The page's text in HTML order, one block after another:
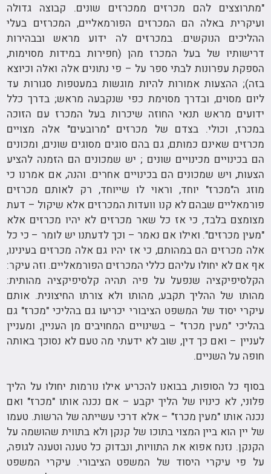
"מתרוצצים להם מכרזים ממכרזים שונים. קבוצה גדולה
ועיקרית באלה הם המכרזים הפורמאליים, המכרזים בעלי
ההליכים הנוקשים. במכרזים לה ידוע מראש ובבהירות
דרישותיו של בעל המכרז מהן (חפירות במידות מסוימות,
הספקת עפרונות לבתי ספר על – פי נתונים אלה ואלה וכיוצא
בזה); ההצעות אמורות להיות מוגשות במעטפות סגורות עד
ליום מסוים, ובדרך מסוימת כפי שנקבעה מראש; בדרך כלל
ידועים מראש תנאי החוזה שיכרות בעל המכרז עם הזוכה
במכרז, וכולי. בצדם של מכרזים "מרובעים" אלה מצויים
מכרזים שאינם כמותם, גם בהם סוגים מסוגים שונים, ומכונים
הם בכינויים מכינויים שונים ; יש שמכונים הם הזמנה להציע
הצעות, ויש שמכונים הם בכינויים אחרים. והנה, אם אמרנו כי
מוזג ה"מכרז" יוחד, וראוי לו שייוחד, רק לאותם מכרזים
פורמאליים שבהם לא קנו וועדות המכרזים אלא שיקול – דעת
מצומצם בלבד, כי אז כל שאר מכרזים לא יהיו מכרזים אלא
"מעין מכרזים". ואילו אם נאמר – וכך לדעתנו יש לומר – כי כל
אלה מכרזים הם במהותם, כי אז יהיו גם אלה מכרזים בעינינו,
אף אם לא יחולו עליהם כללי המכרזים הפורמאליים. וזה עיקר:
הקלסיפיקציה שנפעל על פיה תהיה קלסיפיקציה מהותית:
מהותו של ההליך תקבע, מהותו ולא צורתו החיצונית. אותם
עיקרי יסוד של המשפט הציבורי יכריעו גם בהליכי "מכרז" גם
בהליכי "מעין מכרז" – בשינויים המחויבים מן העניין, ומעניין
לעניין – ואם כך דין, שוב לא ידעתי מה טעם לא נסוכך באותה
חופה על השניים.
בסוף כל הסופות, בבואנו להכריע אילו נורמות יחולו על הליך
פלוני, לא כינויו של הליך יקבע – אם נכנה אותו "מכרז" ואם
נכנה אותו "מעין מכרז" – אלא דרכי עשייתה של הרשות. טעמו
של יין הוא ביין המצוי בתוכו של קנקן ולא בתווית שהושמה על
הקנקן. נזנח אפוא את התוויות, ונבדוק כל טענה וטענה לגופה,
על פי עיקרי היסוד של המשפט הציבורי. עיקרי המשפט